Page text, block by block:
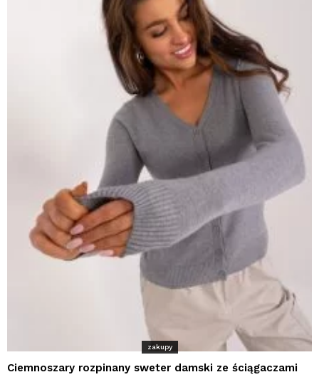
zakupy
Ciemnoszary rozpinany sweter damski ze ściągaczami